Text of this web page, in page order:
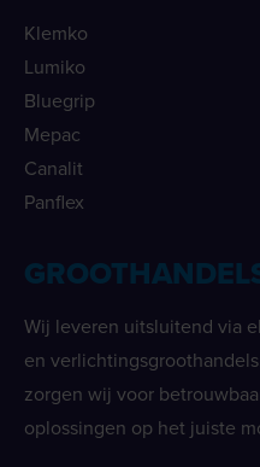
Klemko
Lumiko
Bluegrip
Mepac
Canalit
Panflex
Wij leveren uitsluitend via
en
zorgen wij voor
oplossingen op het juiste